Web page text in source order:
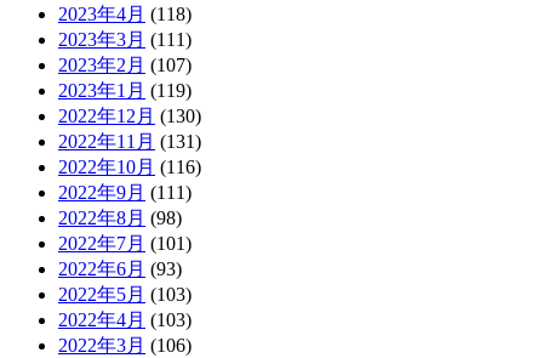
2023年4月 (118)
2023年3月 (111)
2023年2月 (107)
2023年1月 (119)
2022年12月 (130)
2022年11月 (131)
2022年10月 (116)
2022年9月 (111)
2022年8月 (98)
2022年7月 (101)
2022年6月 (93)
2022年5月 (103)
2022年4月 (103)
2022年3月 (106)